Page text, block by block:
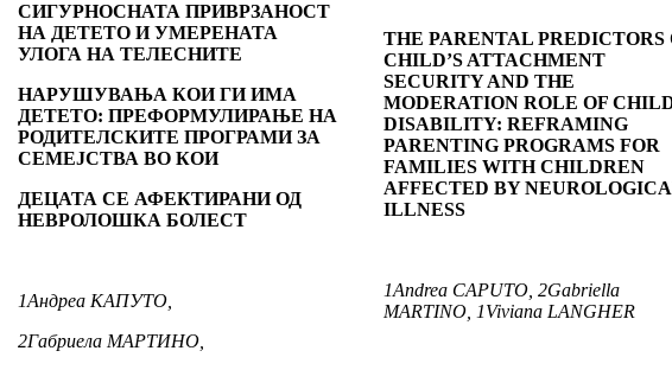
СИГУРНОСНАТА ПРИВРЗАНОСТ
НА ДЕТЕТО И УМЕРЕНАТА
УЛОГА НА ТЕЛЕСНИТЕ
НАРУШУВАЊА КОИ ГИ ИМА
ДЕТЕТО: ПРЕФОРМУЛИРАЊЕ НА
РОДИТЕЛСКИТЕ ПРОГРАМИ ЗА
СЕМЕЈСТВА ВО КОИ
ДЕЦАТА СЕ АФЕКТИРАНИ ОД
НЕВРОЛОШКА БОЛЕСТ
1Андреа КАПУТО,
2Габриела МАРТИНО,
THE PARENTAL PREDICTORS
CHILD’S ATTACHMENT
SECURITY AND THE
MODERATION ROLE OF
DISABILITY: REFRAMING
PARENTING PROGRAMS FOR
FAMILIES WITH CHILDREN
AFFECTED BY
ILLNESS
1Andrea CAPUTO,2Gabriella
MARTINO, 1Viviana LANGHER